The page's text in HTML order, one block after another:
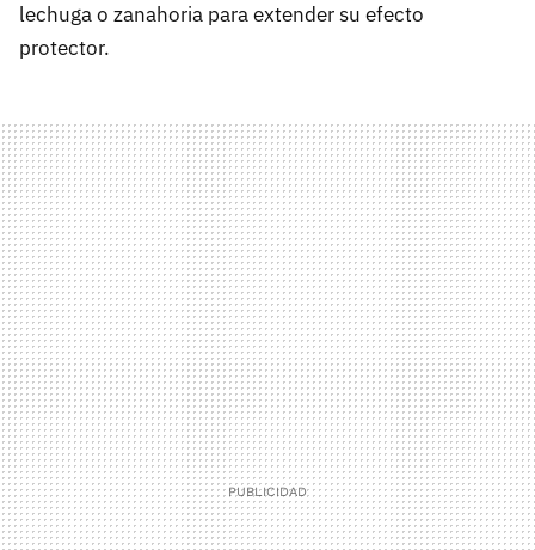
lechuga o zanahoria para extender su efecto
protector.